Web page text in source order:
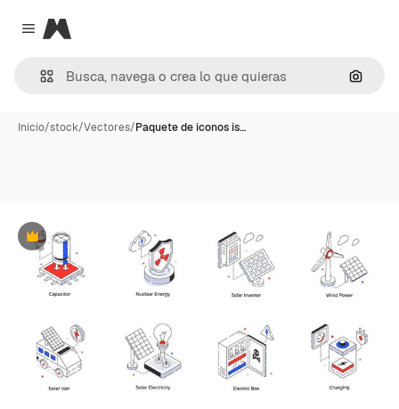
Close menu
Magnific
Inicio/stock/Vectores/Paquete de iconos is…
Premium